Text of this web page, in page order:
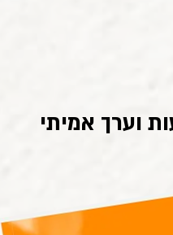
וערך אמיתי